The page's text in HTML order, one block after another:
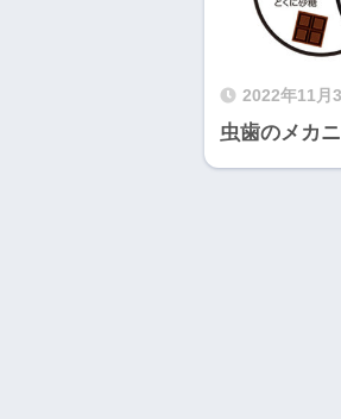
2022年11月
虫歯のメカ